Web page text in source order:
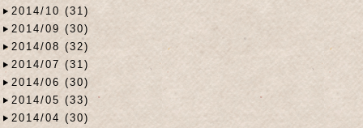
2014/10 (31)
2014/09 (30)
2014/08 (32)
2014/07 (31)
2014/06 (30)
2014/05 (33)
2014/04 (30)